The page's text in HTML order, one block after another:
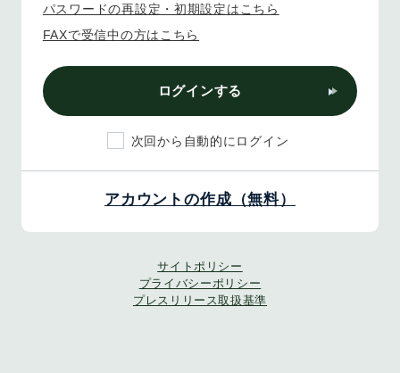
パスワードの再設定・初期設定はこちら
FAXで受信中の方はこちら
ログインする
次回から自動的にログイン
アカウントの作成（無料）
サイトポリシー
プライバシーポリシー
プレスリリース取扱基準